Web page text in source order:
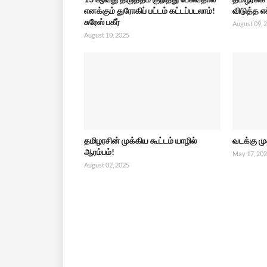
எனக்கும் துரோகிப் பட்டம் கட்டப்படலாம்!
சுரேஸ் பகீர்
August 10, 2025
விடுத்த
August 09,
தமிழரசின் முக்கிய கூட்டம் யாழில்
ஆரம்பம்!
August 02, 2025
வடக்கு
May 17,